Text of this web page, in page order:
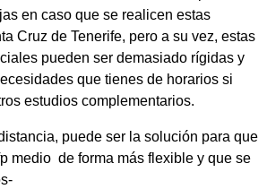
en caso que se realicen estas
Cruz de Tenerife, pero a su vez, estas
pueden ser demasiado rígidas y
que tienes de horarios si
estudios complementarios.
puede ser la solución para que
medio de forma más flexible y que se